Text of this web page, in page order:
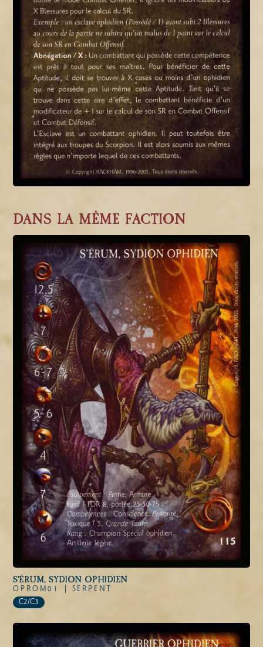
DANS LA MÊME FACTION
S'ÉRUM, SYDION OPHIDIEN
OPROM01 |
SERPENT
C2/C3